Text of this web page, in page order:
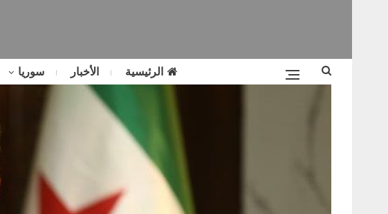
الرئيسية الأخبار سوريا